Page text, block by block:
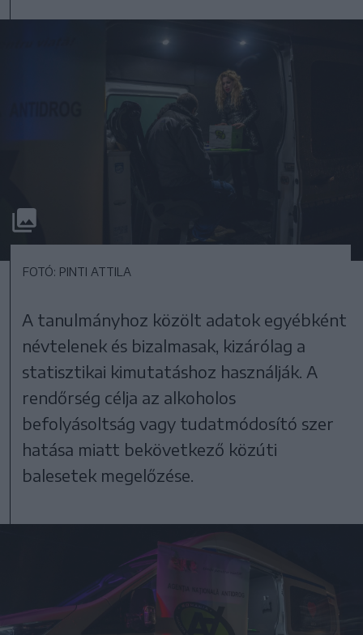
FOTÓ: PINTI ATTILA
A tanulmányhoz közölt adatok egyébként
névtelenek és bizalmasak, kizárólag a
statisztikai kimutatáshoz használják. A
rendőrség célja az alkoholos
befolyásoltság vagy tudatmódosító szer
hatása miatt bekövetkező közúti
balesetek megelőzése.